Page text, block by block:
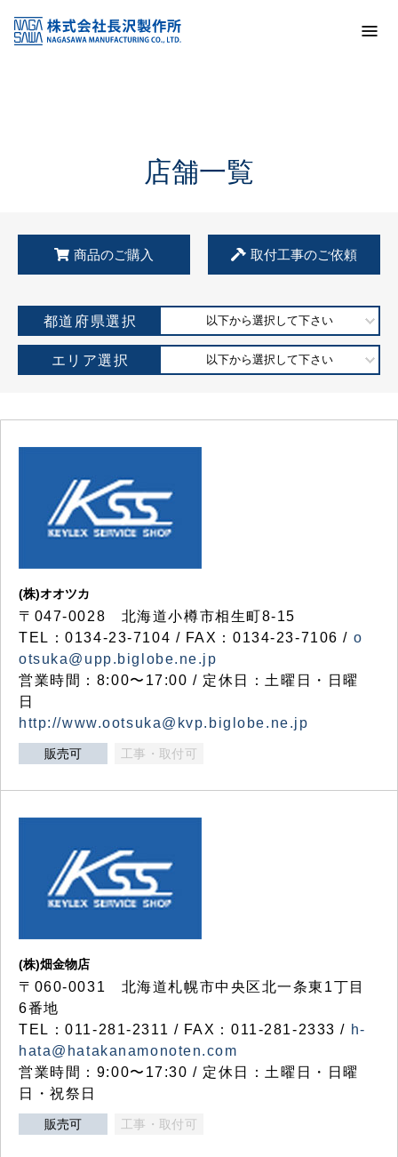
KSS加盟店・取扱店情報
店舗一覧
店舗一覧
商品のご購入 取付工事のご依頼
都道府県選択 以下から選択して下さい
エリア選択 以下から選択して下さい
(株)オオツカ
〒047-0028 北海道小樽市相生町8-15
TEL：0134-23-7104 / FAX：0134-23-7106 / o
otsuka@upp.biglobe.ne.jp
営業時間：8:00〜17:00 / 定休日：土曜日・日曜
日
http://www.ootsuka@kvp.biglobe.ne.jp
販売可 工事・取付可
(株)畑金物店
〒060-0031 北海道札幌市中央区北一条東1丁目
6番地
TEL：011-281-2311 / FAX：011-281-2333 / h-
hata@hatakanamonoten.com
営業時間：9:00〜17:30 / 定休日：土曜日・日曜
日・祝祭日
販売可 工事・取付可